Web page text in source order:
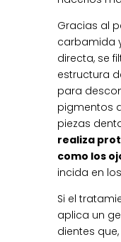
Gracias al
carbamida
directa, se
estructura
para
pigmentos
piezas
realiza
como los
incida en
Si el
aplica un
dientes